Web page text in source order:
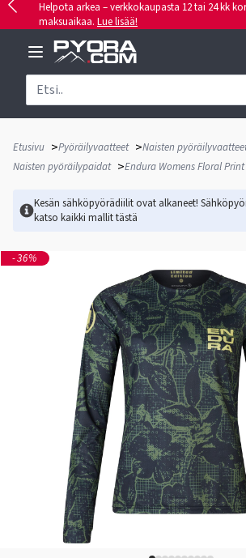
Helpota arkea – verkkokaupasta 12 tai 24 kk
maksuaikaa. Lue lisää!
Etusivu >Pyöräilyvaatteet >Naisten
Naisten pyöräilypaidat >Endura Womens Floral Print
Kesän sähköpyörädiilit ovat alkaneet!
katso kaikki mallittästä
-36%